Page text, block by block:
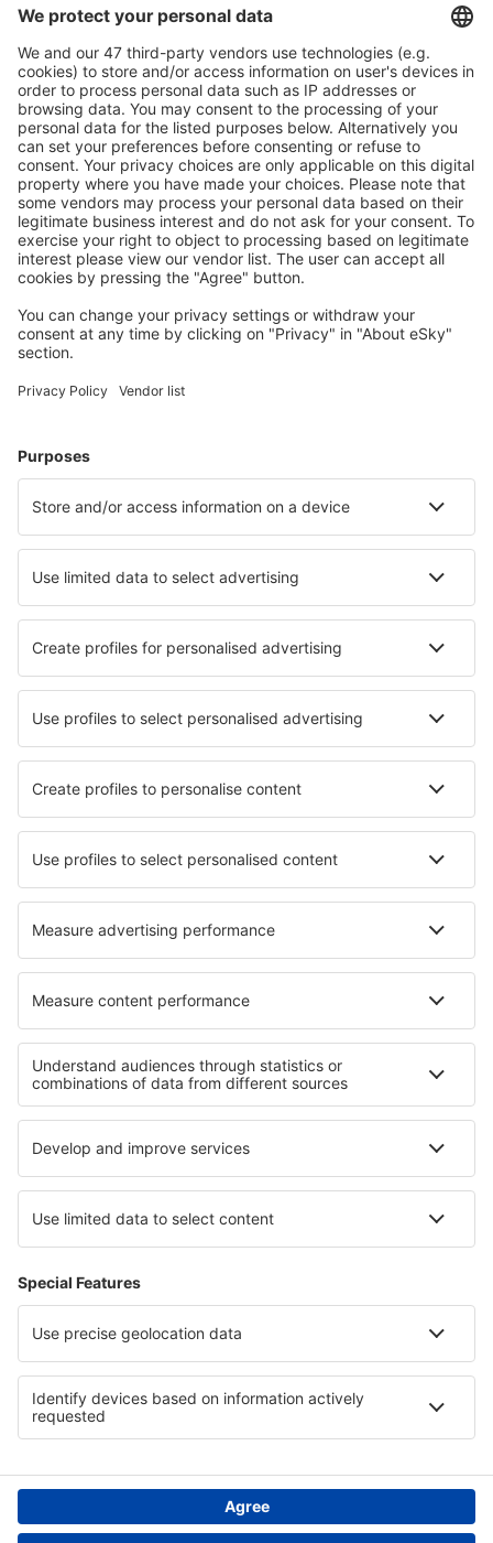
Caută rapid şi uşor
Ofertă adaptată aşteptărilor tale.
Planifică ȋn siguranţă
Rezervare fără griji cu opțiune gratuită de anulare.
Economiseşte mai mult
Prețuri atractive și oferte speciale pentru utilizatorii
conectați.
Cazarea preferată
apartamente și altele.
Cele mai căutate hoteluri de către utilizatorii eSky
Hoteluri în Olanda - Orașe populare
Hoteluri în Haga Hoteluri în Amsterdam
Hoteluri în Kamperland Hoteluri în Zandvoort
Hoteluri în Otterlo Hoteluri în Medemblick
Hoteluri în Putten Hoteluri în Nijmegen
Cele mai bune hoteluri - orașe
Hoteluri în La Florida Hoteluri în Bonville
Hoteluri în West Allis Hoteluri în Papstdorf
Hoteluri în Berzocana Hoteluri în Vers-Pont-du-Gard
Hoteluri în Tirur Hoteluri în Gronau
Cele mai bune hoteluri - regiuni
Hoteluri în Olanda Hoteluri in New Providence
Hoteluri in Đà Nẵng Hoteluri în Egipt